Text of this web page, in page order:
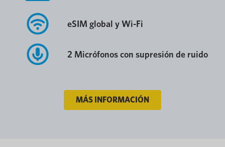
eSIM global y Wi-Fi
2 Micrófonos con supresión de ruido
MÁS INFORMACIÓN